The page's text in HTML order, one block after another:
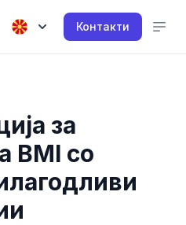
Контакти
за
BMI со